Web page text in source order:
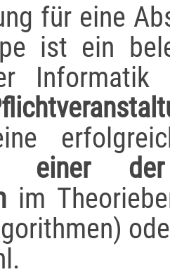
für eine
ist ein
Informatik
einer der
im